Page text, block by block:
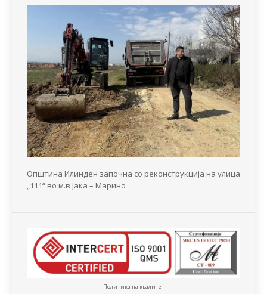
Општина Илинден започна со реконструкција на улица
„111“ во м.в Јака – Марино
Политика на квалитет